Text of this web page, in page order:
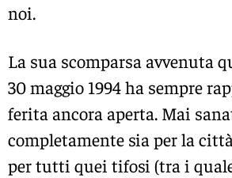
noi.
La sua scomparsa avvenuta
30 maggio 1994 ha sempre
ferita ancora aperta. Mai
completamente sia per la
per tutti quei tifosi (tra i quale